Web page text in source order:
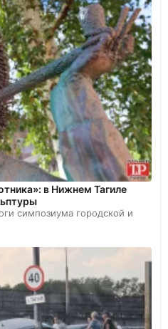
в Нижнем Тагиле
симпозиума городской и